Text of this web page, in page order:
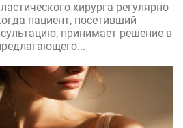
хирурга регулярно
пациент, посетивший
принимает решение в